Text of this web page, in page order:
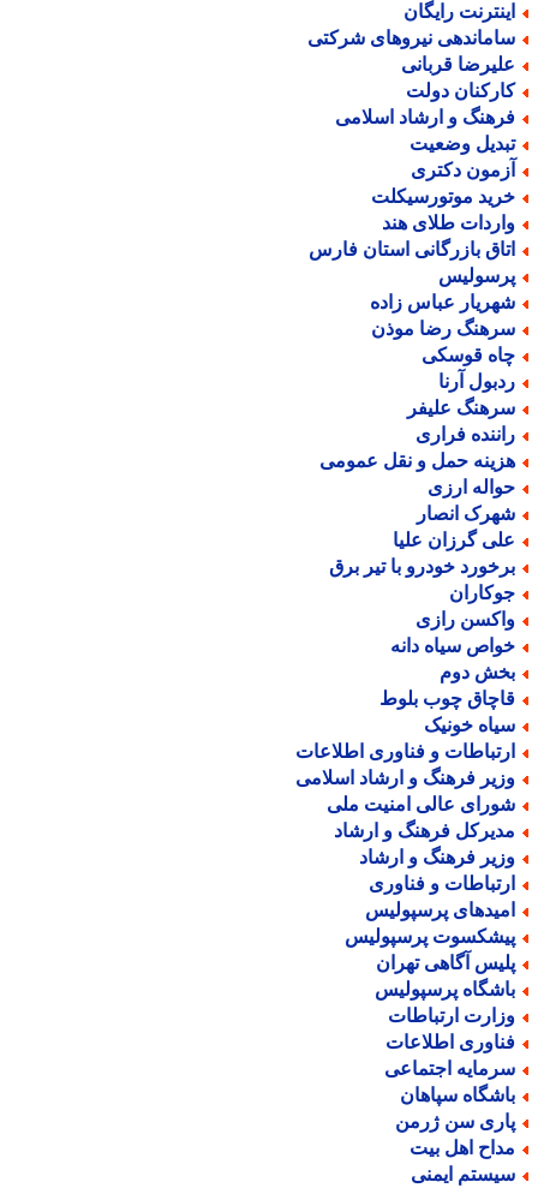
رایگان
نیروهای شرکتی
قربانی
دولت
و ارشاد اسلامی
وضعیت
دکتری
موتورسیکلت
طلای هند
بازرگانی استان فارس
عباس زاده
رضا موذن
قوسکی
آرنا
علیفر
فراری
حمل و نقل عمومی
ارزی
انصار
گرزان علیا
خودرو با تیر برق
رازی
سیاه دانه
دوم
چوب بلوط
خونیک
و فناوری اطلاعات
فرهنگ و ارشاد اسلامی
عالی امنیت ملی
فرهنگ و ارشاد
فرهنگ و ارشاد
و فناوری
پرسپولیس
پرسپولیس
آگاهی تهران
پرسپولیس
ارتباطات
اطلاعات
اجتماعی
سپاهان
سن ژرمن
اهل بیت
ایمنی